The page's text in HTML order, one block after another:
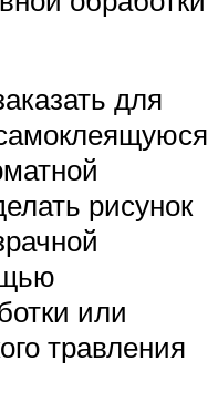
для
рисунок
или
травления